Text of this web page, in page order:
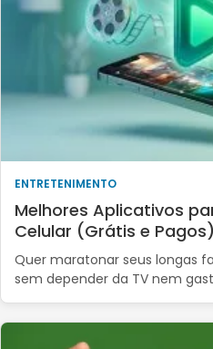
ENTRETENIMENTO
Melhores Aplicativos
Celular (Grátis e Pagos)
Quer maratonar seus longas
sem depender da TV nem